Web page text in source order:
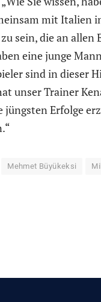
mit Italien
sein, die an
eine junge
sind in dieser
unser Trainer
Erfolge
Mehmet Büyükeksi